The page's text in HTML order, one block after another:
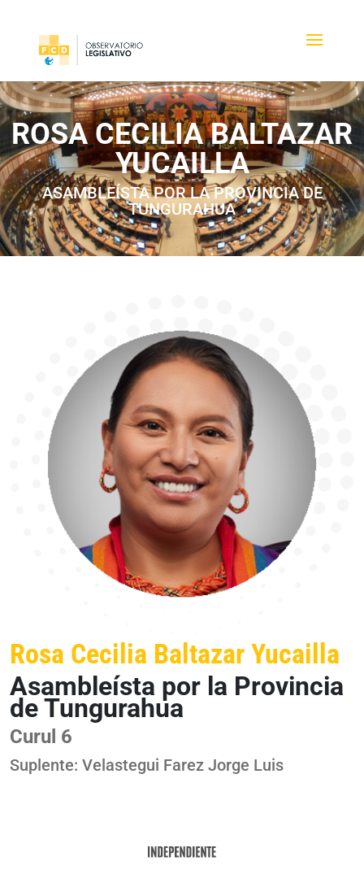
ROSA CECILIA BALTAZAR
YUCAILLA
ASAMBLEÍSTA POR LA PROVINCIA DE
TUNGURAHUA
Rosa Cecilia Baltazar Yucailla
Asambleísta por la Provincia
de Tungurahua
Curul 6
Suplente: Velastegui Farez Jorge Luis